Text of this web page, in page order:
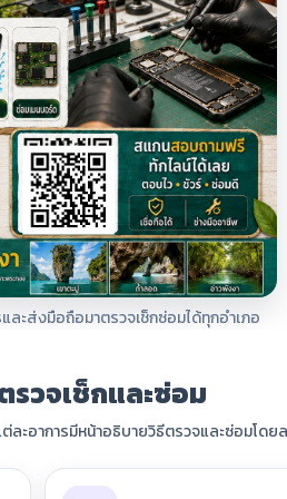
ละส่งมือถือมาตรวจเช็กซ่อมได้ทุกอำเภอ
รวจเช็กและซ่อม
ะอาการมีหน้าอธิบายวิธีตรวจและซ่อมโดย